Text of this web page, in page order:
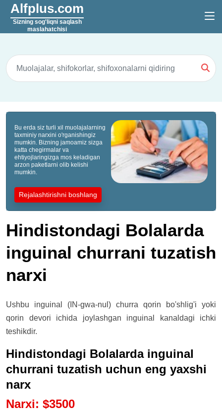
Alfplus.com
Sizning sog'liqni saqlash
maslahatchisi
Bu erda siz turli xil muolajalarning
taxminiy narxini o'rganishingiz
mumkin. Bizning jamoamiz sizga
katta chegirmalar va
ehtiyojlaringizga mos keladigan
arzon paketlarni olib kelishi
mumkin.
Rejalashtirishni boshlang
Hindistondagi Bolalarda
inguinal churrani tuzatish
narxi
Ushbu inguinal (IN-gwa-nul) churra qorin bo'shlig'i yoki
qorin devori ichida joylashgan inguinal kanaldagi ichki
teshikdir.
Hindistondagi Bolalarda inguinal
churrani tuzatish uchun eng yaxshi
narx
Narxi: $3500